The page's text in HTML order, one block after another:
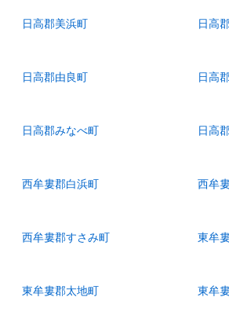
日高郡美浜町 日高
日高郡由良町 日高
日高郡みなべ町 日高
西牟婁郡白浜町 西牟
西牟婁郡すさみ町 東牟
東牟婁郡太地町 東牟